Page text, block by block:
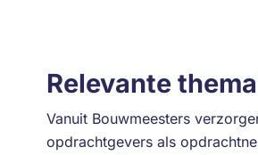
Relevante
Vanuit Bouwmeesters
opdrachtgevers als